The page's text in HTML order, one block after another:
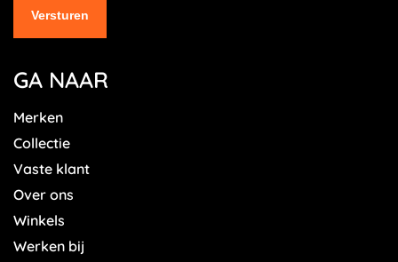
GA NAAR
Merken
Collectie
Vaste klant
Over ons
Winkels
Werken bij